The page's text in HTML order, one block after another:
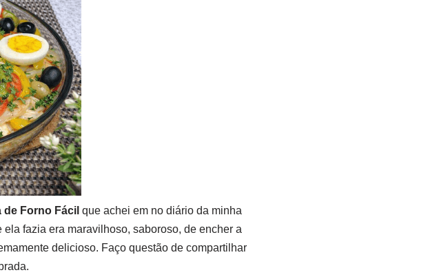
de Forno Fácil que achei em no diário da minha
fazia era maravilhoso, saboroso, de encher a
delicioso. Faço questão de compartilhar